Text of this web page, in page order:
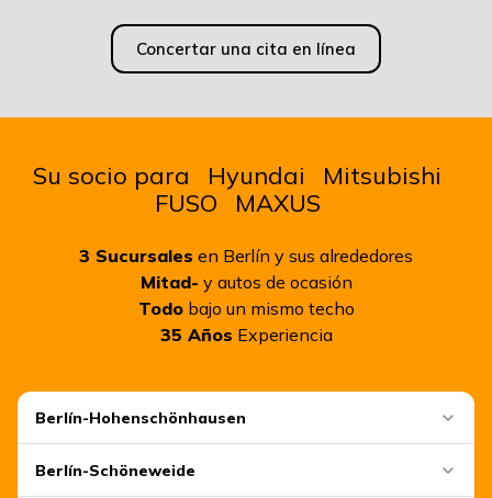
Concertar una cita en línea
Su socio para Hyundai
Mitsubishi
FUSO
MAXUS
3 Sucursales en Berlín y sus alrededores
Mitad- y autos de ocasión
Todo bajo un mismo techo
35 Años Experiencia
Berlín-Hohenschönhausen
Berlín-Schöneweide